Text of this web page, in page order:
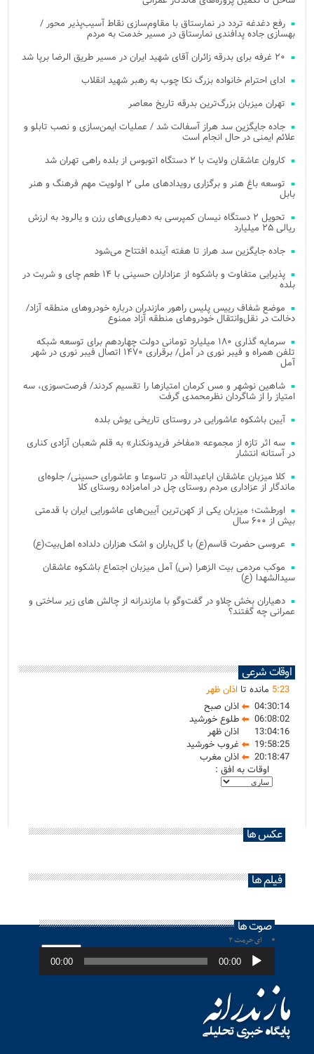
رفع دغدغه تردد در نمارستاق با مقاوم‌سازی نقاط آسیب‌پذیر محور /
بهسازی جاده پدافندی نمارستاق در مسیر خدمت به مردم
۲۰ غرفه برای بدرقه زائران آقای شهید ایران در مسیر طریق الرضا برپا شد
ادای احترام خانواده بزرگ نکا چوب به رهبر شهید انقلاب
تهران میزبان بزرگ‌ترین بدرقه تاریخ معاصر
جاده جایگزین سد هراز آسفالت شد / عملیات ایمن‌سازی و نصب تابلو و
علائم ایمنی در حال انجام است
کاروان عاشقان ولایت با ۲ دستگاه اتوبوس از بلده راهی تهران شد
توسعه باغ هنر و برگزاری رویدادهای ملی ۲ اولویت مهم فرهنگ و هنر
بابل
تحویل ۲ دستگاه نیسان کمپرسی به دهیاری‌های رزن و یالرود به ارزش
ریالی ۲۵ میلیارد
جاده جایگزین سد هراز تا هفته آینده افتتاح می‌شود
پذیرایی متفاوت و باشکوه از عزاداران حسینی با ۱۴ طعم چای و شربت در
بلده
موضع شفاف رییس پلیس راهور مازندران درباره خودروهای منطقه آزاد/
دخالت در نقل‌وانتقال خودروهای منطقه آزاد ممنوع
سرمایه گذاری ۱۸۰ میلیارد تومانی دولت چهاردهم برای توسعه شبکه
تلفن همراه و فیبر نوری در آمل/ برقراری ۱۴۷۰ اتصال فیبر نوری در شهر
آمل
شاهین نوشهر و مس کرمان امتیازها را تقسیم کردند/ فرصت‌سوزی، سه
امتیاز را از شاگردان نظرمحمدی گرفت
آیین باشکوه عاشورایی در روستای تاریخی یوش بلده
سه اثر تازه از مجموعه «مفاخر فریدونکنار» به قلم شعبان آزادی کناری
در آستانه انتشار
کلا میزبان عاشقان اباعبدالله در تاسوعا و عاشورای حسینی/ جلوه‌ای
ماندگار از عزاداری مردم روستای چل در امامزاده روستای کلا
اورطشت؛ میزبان یکی از کهن‌ترین آیین‌های عاشورایی ایران با قدمتی
بیش از ۶۰۰ سال
عروسی حضرت قاسم(ع) با گل‌باران و اشک هزاران دلداده اهل‌بیت(ع)
موکب مردمی بیت‌ الزهرا (س) آمل میزبان اجتماع باشکوه عاشقان
سیدالشهدا (ع)
دهیاران بخش چلاو در گفت‌وگو با مازندرانه از چالش های زیر ساختی و
عمرانی چه گفتند؟
اوقات شرعی
5:23 مانده تااذان ظهر
04:30:14
اذان صبح
06:08:02
طلوع خورشید
13:04:16
اذان ظهر
19:58:25
غروب خورشید
20:18:47
اذان مغرب
اوقات به افق :
عکس ها
فیلم ها
صوت ها
ای حرمت ۲
پخش‌کننده
صوت 00:00
00:00